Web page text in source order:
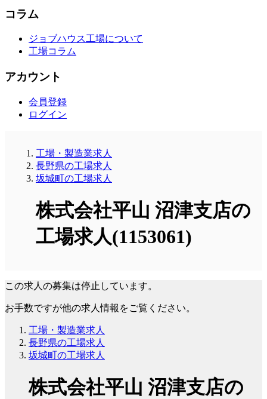
コラム
ジョブハウス工場について
工場コラム
アカウント
会員登録
ログイン
工場・製造業求人
長野県の工場求人
坂城町の工場求人
株式会社平山 沼津支店の
工場求人(1153061)
この求人の募集は停止しています。
お手数ですが他の求人情報をご覧ください。
工場・製造業求人
長野県の工場求人
坂城町の工場求人
株式会社平山 沼津支店の